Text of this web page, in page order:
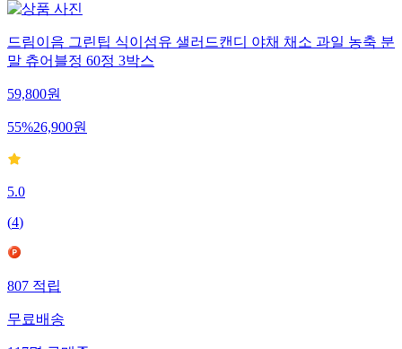
드림이음 그린팁 식이섬유 샐러드캔디 야채 채소 과일 농축 분
말 츄어블정 60정 3박스
59,800원
55%26,900원
5.0
(4)
807적립
무료배송